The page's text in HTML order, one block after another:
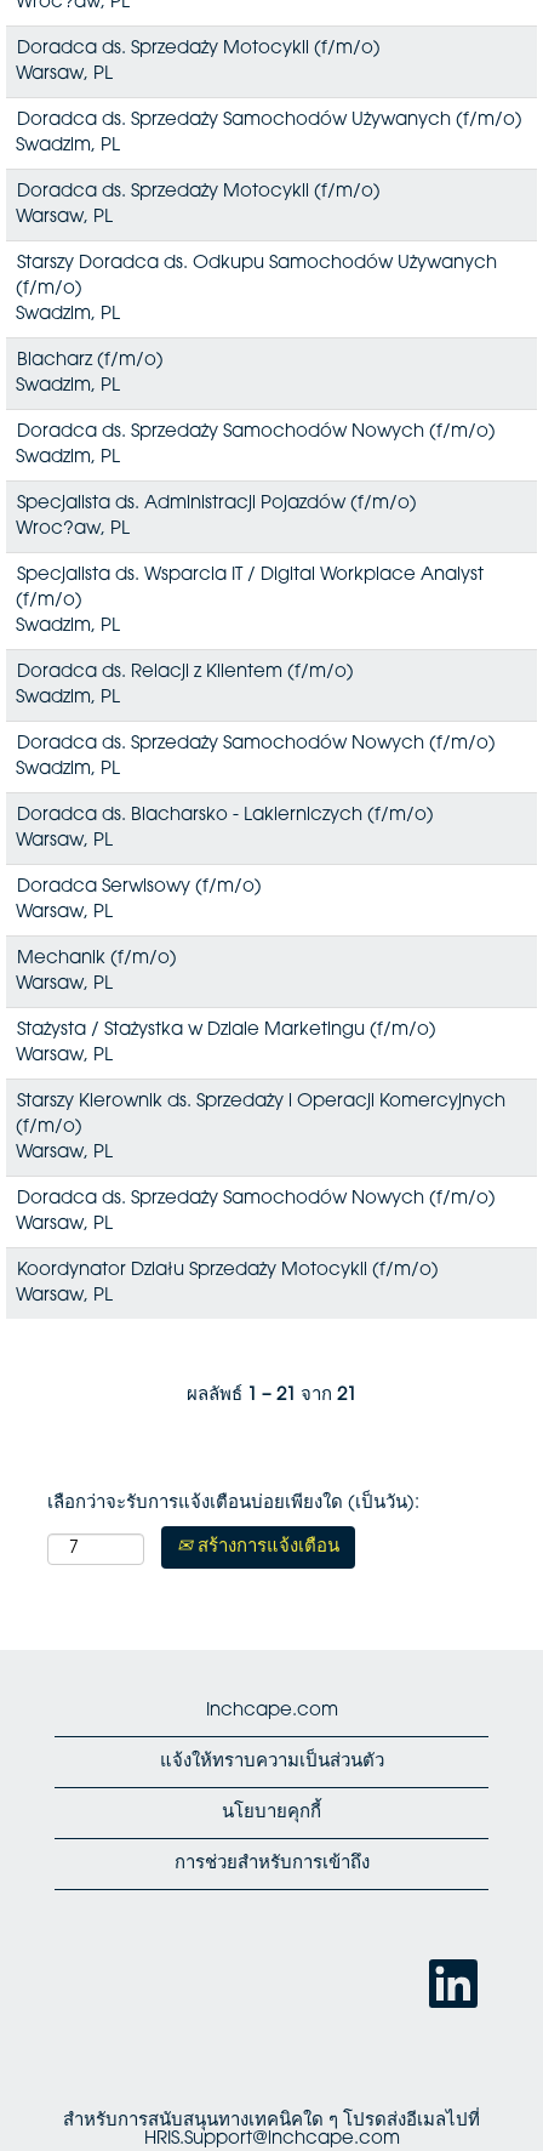
Doradca ds. Sprzedaży Motocykli (f/m/o)
Warsaw, PL
Doradca ds. Sprzedaży Samochodów Używanych (f/m/o)
Swadzim, PL
Doradca ds. Sprzedaży Motocykli (f/m/o)
Warsaw, PL
Starszy Doradca ds. Odkupu Samochodów Używanych
(f/m/o)
Swadzim, PL
Blacharz (f/m/o)
Swadzim, PL
Doradca ds. Sprzedaży Samochodów Nowych (f/m/o)
Swadzim, PL
Specjalista ds. Administracji Pojazdów (f/m/o)
Wroc?aw, PL
Specjalista ds. Wsparcia IT / Digital Workplace Analyst
(f/m/o)
Swadzim, PL
Doradca ds. Relacji z Klientem (f/m/o)
Swadzim, PL
Doradca ds. Sprzedaży Samochodów Nowych (f/m/o)
Swadzim, PL
Doradca ds. Blacharsko - Lakierniczych (f/m/o)
Warsaw, PL
Doradca Serwisowy (f/m/o)
Warsaw, PL
Mechanik (f/m/o)
Warsaw, PL
Stażysta / Stażystka w Dziale Marketingu (f/m/o)
Warsaw, PL
Starszy Kierownik ds. Sprzedaży i Operacji Komercyjnych
(f/m/o)
Warsaw, PL
Doradca ds. Sprzedaży Samochodów Nowych (f/m/o)
Warsaw, PL
Koordynator Działu Sprzedaży Motocykli (f/m/o)
Warsaw, PL
ผลลัพธ์ 1 – 21 จาก 21
เลือกว่าจะรับการแจ้งเตือนบ่อยเพียงใด (เป็นวัน):
สร้างการแจ้งเตือน
Inchcape.com
แจ้งให้ทราบความเป็นส่วนตัว
นโยบายคุกกี้
การช่วยสำหรับการเข้าถึง
ห
สำหรับการสนับสนุนทางเทคนิคใด ๆ โปรดส่งอีเมลไปที่
HRIS.Support@inchcape.com